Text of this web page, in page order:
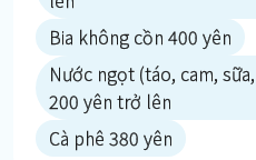
Bia không cồn 400 yên
Nước ngọt (táo, cam,
200 yên trở lên
Cà phê 380 yên